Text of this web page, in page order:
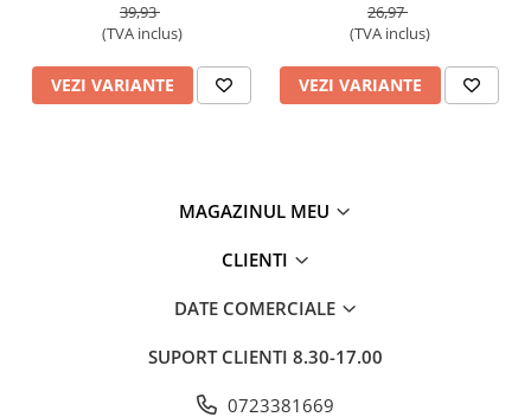
39,93
(TVA inclus)
VEZI VARIANTE
26,97
(TVA inclus)
VEZI VARIANTE
MAGAZINUL MEU
CLIENTI
DATE COMERCIALE
SUPORT CLIENTI 8.30-17.00
0723381669